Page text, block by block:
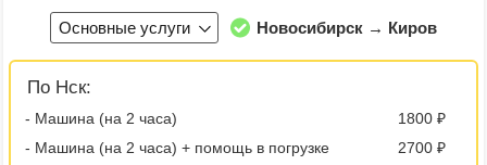
Основные услуги Новосибирск → Киров
По Нск:
- Машина (на 2 часа)
1800 ₽
- Машина (на 2 часа) + помощь в погрузке
2700 ₽